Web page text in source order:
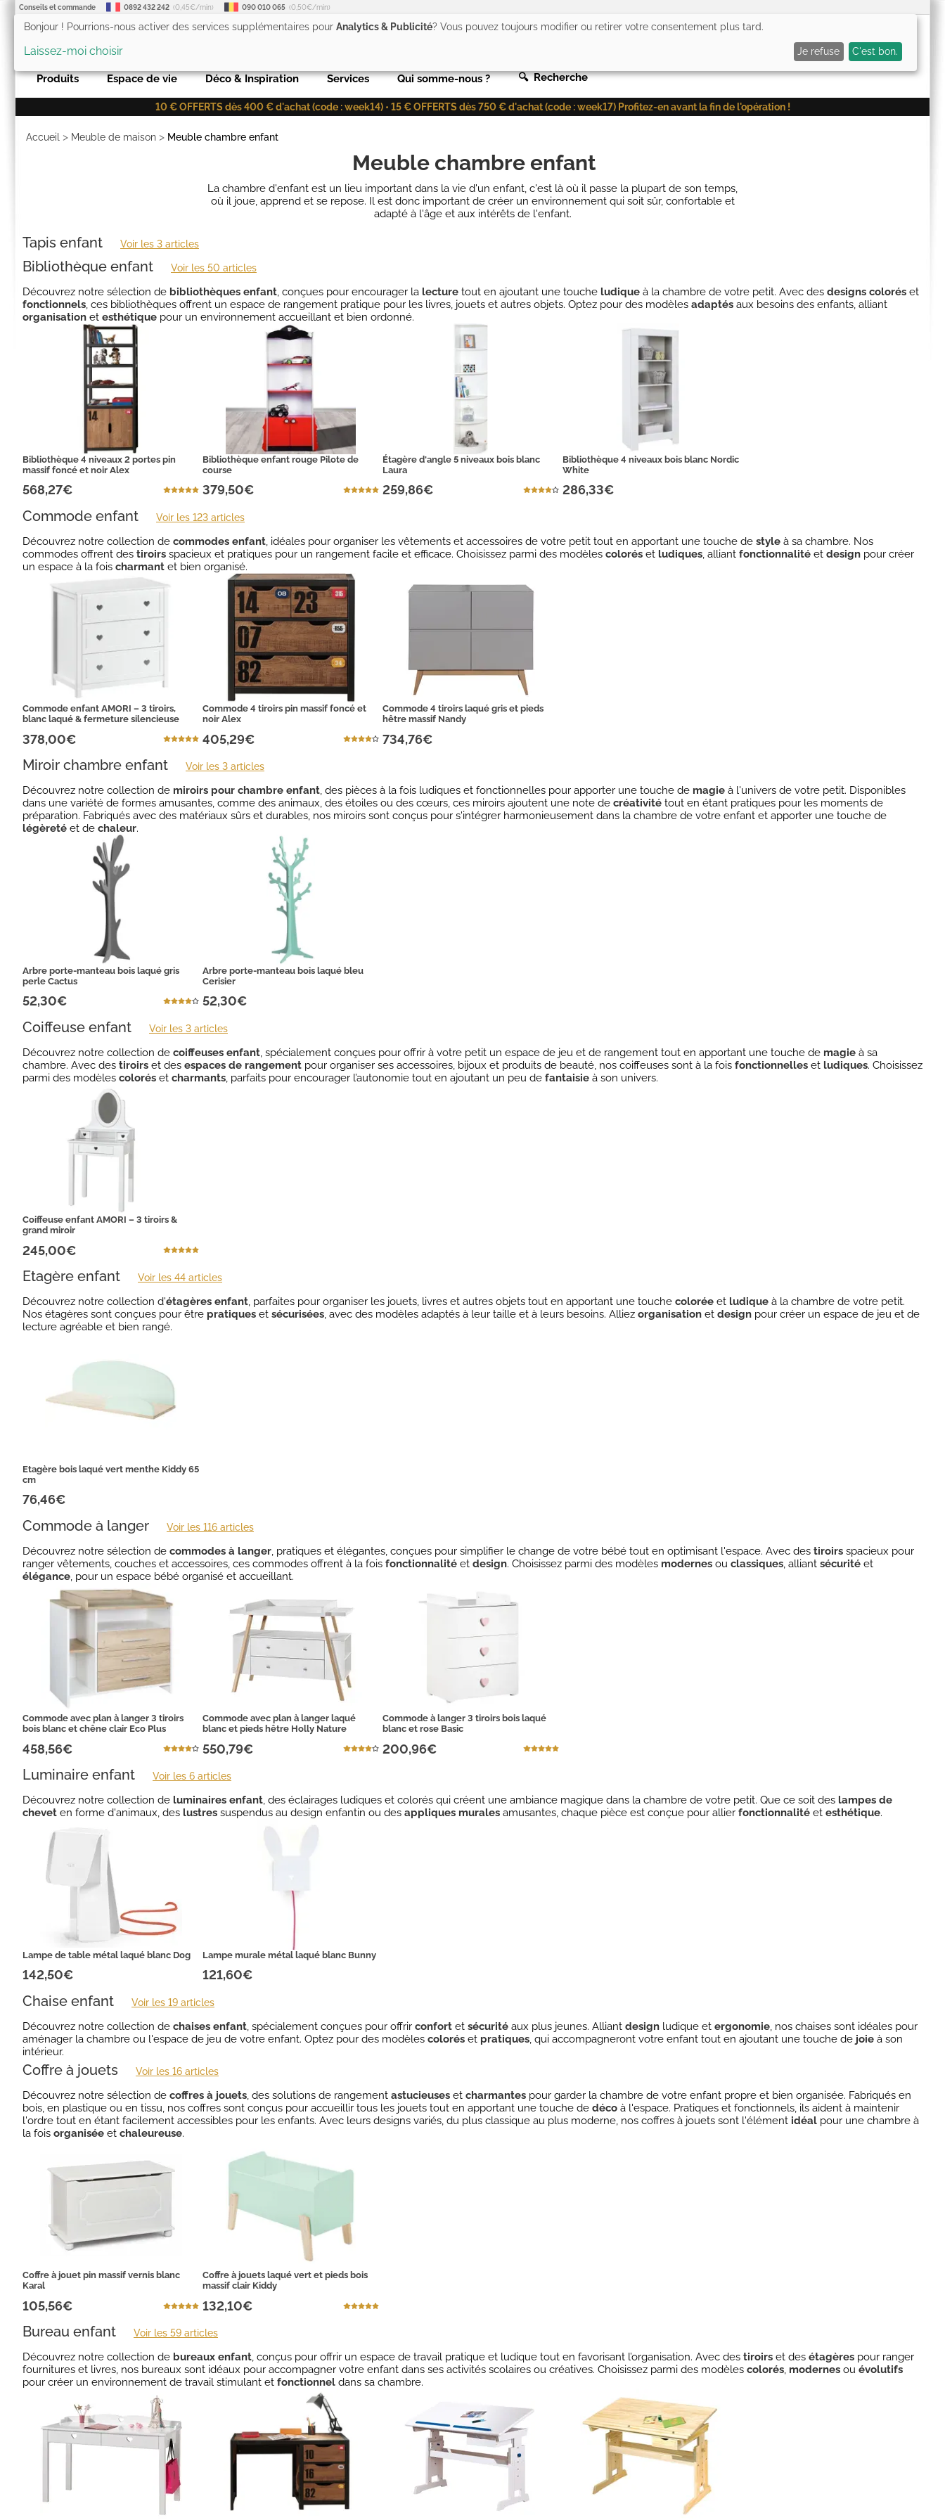
Conseils et commande 0892 432 242 (0,45€/min) 090 010 065 (0,50€/min)
0) Mon panier (0
Produits Espace de vie Déco & Inspiration Services Qui somme-nous ? 🔍 Recherche
10 € OFFERTS dès 400 € d'achat (code : week14) • 15 € OFFERTS dès 750 € d'achat (code : week17) Profitez-en avant la fin de l'opération !
Accueil > Meuble de maison > Meuble chambre enfant
Meuble chambre enfant
La chambre d'enfant est un lieu important dans la vie d'un enfant, c'est là où il passe la plupart de son temps,
où il joue, apprend et se repose. Il est donc important de créer un environnement qui soit sûr, confortable et
adapté à l'âge et aux intérêts de l'enfant.
Tapis enfant Voir les 3 articles
Bibliothèque enfant Voir les 50 articles
Découvrez notre sélection de bibliothèques enfant, conçues pour encourager la lecture tout en ajoutant une touche ludique à la chambre de votre petit. Avec des designs colorés et
fonctionnels, ces bibliothèques offrent un espace de rangement pratique pour les livres, jouets et autres objets. Optez pour des modèles adaptés aux besoins des enfants, alliant
organisation et esthétique pour un environnement accueillant et bien ordonné.
Bibliothèque 4 niveaux 2 portes pin
massif foncé et noir Alex
568,27€
Bibliothèque enfant rouge Pilote de
course
379,50€
Étagère d'angle 5 niveaux bois blanc
Laura
259,86€
Bibliothèque 4 niveaux bois blanc Nordic
White
286,33€
Commode enfant Voir les 123 articles
Découvrez notre collection de commodes enfant , idéales pour organiser les vêtements et accessoires de votre petit tout en apportant une touche de style à sa chambre. Nos
commodes offrent des tiroirs spacieux et pratiques pour un rangement facile et efficace. Choisissez parmi des modèles colorés et ludiques , alliant fonctionnalité et design pour créer
un espace à la fois charmant et bien organisé.
Commode enfant AMORI – 3 tiroirs,
blanc laqué & fermeture silencieuse
378,00€
Commode 4 tiroirs pin massif foncé et
noir Alex
405,29€
Commode 4 tiroirs laqué gris et pieds
hêtre massif Nandy
734,76€
Miroir chambre enfant Voir les 3 articles
Découvrez notre collection de miroirs pour chambre enfant, des pièces à la fois ludiques et fonctionnelles pour apporter une touche de magie à l'univers de votre petit. Disponibles
dans une variété de formes amusantes, comme des animaux, des étoiles ou des cœurs, ces miroirs ajoutent une note de créativité tout en étant pratiques pour les moments de
préparation. Fabriqués avec des matériaux sûrs et durables, nos miroirs sont conçus pour s'intégrer harmonieusement dans la chambre de votre enfant et apporter une touche de
légèreté et de chaleur.
Arbre porte-manteau bois laqué gris
perle Cactus
52,30€
Arbre porte-manteau bois laqué bleu
Cerisier
52,30€
Coiffeuse enfant Voir les 3 articles
Découvrez notre collection de coiffeuses enfant, spécialement conçues pour offrir à votre petit un espace de jeu et de rangement tout en apportant une touche de magie à sa
chambre. Avec des tiroirs et des espaces de rangement pour organiser ses accessoires, bijoux et produits de beauté, nos coiffeuses sont à la fois fonctionnelles et ludiques. Choisissez
parmi des modèles colorés et charmants, parfaits pour encourager l’autonomie tout en ajoutant un peu de fantaisie à son univers.
Coiffeuse enfant AMORI – 3 tiroirs &
grand miroir
245,00€
Etagère enfant Voir les 44 articles
Découvrez notre collection d'étagères enfant, parfaites pour organiser les jouets, livres et autres objets tout en apportant une touche colorée et ludique à la chambre de votre petit.
Nos étagères sont conçues pour être pratiques et sécurisées, avec des modèles adaptés à leur taille et à leurs besoins. Alliez organisation et design pour créer un espace de jeu et de
lecture agréable et bien rangé.
Etagère bois laqué vert menthe Kiddy 65
cm
76,46€
Commode à langer Voir les 116 articles
Découvrez notre sélection de commodes à langer, pratiques et élégantes, conçues pour simplifier le change de votre bébé tout en optimisant l'espace. Avec des tiroirs spacieux pour
ranger vêtements, couches et accessoires, ces commodes offrent à la fois fonctionnalité et design. Choisissez parmi des modèles modernes ou classiques, alliant sécurité et
élégance, pour un espace bébé organisé et accueillant.
Commode avec plan à langer 3 tiroirs
bois blanc et chêne clair Eco Plus
458,56€
Commode avec plan à langer laqué
blanc et pieds hêtre Holly Nature
550,79€
Commode à langer 3 tiroirs bois laqué
blanc et rose Basic
200,96€
Luminaire enfant Voir les 6 articles
Découvrez notre collection de luminaires enfant, des éclairages ludiques et colorés qui créent une ambiance magique dans la chambre de votre petit. Que ce soit des lampes de
chevet en forme d'animaux, des lustres suspendus au design enfantin ou des appliques murales amusantes, chaque pièce est conçue pour allier fonctionnalité et esthétique.
Lampe de table métal laqué blanc Dog
142,50€
Lampe murale métal laqué blanc Bunny
121,60€
Chaise enfant Voir les 19 articles
Découvrez notre collection de chaises enfant, spécialement conçues pour offrir confort et sécurité aux plus jeunes. Alliant design ludique et ergonomie, nos chaises sont idéales pour
aménager la chambre ou l'espace de jeu de votre enfant. Optez pour des modèles colorés et pratiques, qui accompagneront votre enfant tout en ajoutant une touche de joie à son
intérieur.
Coffre à jouets Voir les 16 articles
Découvrez notre sélection de coffres à jouets, des solutions de rangement astucieuses et charmantes pour garder la chambre de votre enfant propre et bien organisée. Fabriqués en
bois, en plastique ou en tissu, nos coffres sont conçus pour accueillir tous les jouets tout en apportant une touche de déco à l'espace. Pratiques et fonctionnels, ils aident à maintenir
l'ordre tout en étant facilement accessibles pour les enfants. Avec leurs designs variés, du plus classique au plus moderne, nos coffres à jouets sont l'élément idéal pour une chambre à
la fois organisée et chaleureuse.
Coffre à jouet pin massif vernis blanc
Karal
105,56€
Coffre à jouets laqué vert et pieds bois
massif clair Kiddy
132,10€
Bureau enfant Voir les 59 articles
Découvrez notre collection de bureaux enfant, conçus pour offrir un espace de travail pratique et ludique tout en favorisant l’organisation. Avec des tiroirs et des étagères pour ranger
fournitures et livres, nos bureaux sont idéaux pour accompagner votre enfant dans ses activités scolaires ou créatives. Choisissez parmi des modèles colorés, modernes ou évolutifs
pour créer un environnement de travail stimulant et fonctionnel dans sa chambre.
Bonjour ! Pourrions-nous activer des services supplémentaires pour Analytics & Publicité? Vous pouvez toujours modifier ou retirer votre consentement plus tard.
Laissez-moi choisir Je refuse C'est bon.